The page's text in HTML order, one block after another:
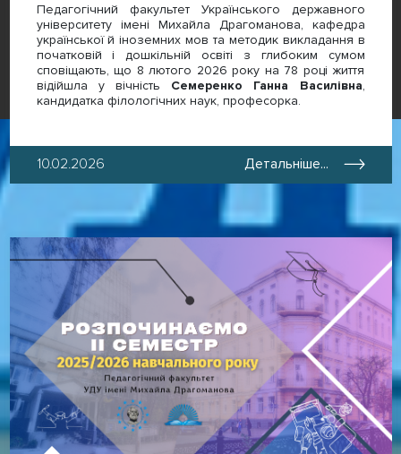
Педагогічний факультет Українського державного
університету імені Михайла Драгоманова, кафедра
української й іноземних мов та методик викладання в
початковій і дошкільній освіті з глибоким сумом
сповіщають, що 8 лютого 2026 року на 78 році життя
відійшла у вічність Семеренко Ганна Василівна,
кандидатка філологічних наук, професорка.
10.02.2026 Детальніше...